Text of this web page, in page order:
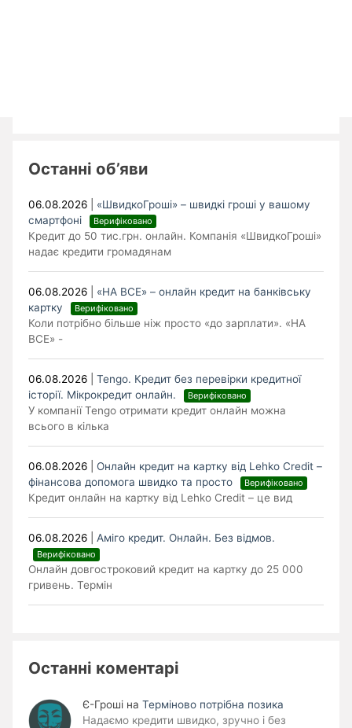
Останні об’яви
06.08.2026
«ШвидкоГроші» – швидкі гроші у вашому
смартфоні
Верифіковано
Кредит до 50 тис.грн. онлайн. Компанія «ШвидкоГроші»
надає кредити громадянам
06.08.2026
«НА ВСЕ» – онлайн кредит на банківську
картку
Верифіковано
Коли потрібно більше ніж просто «до зарплати». «НА
ВСЕ» -
06.08.2026 |Tengo. Кредит без перевірки кредитної
історії. Мікрокредит онлайн.
Верифіковано
У компанії Tengo отримати кредит онлайн можна
всього в кілька
06.08.2026 |Онлайн кредит на картку від Lehko Сredit –
фінансова допомога швидко та просто
Верифіковано
Кредит онлайн на картку від Lehko Credit – це вид
06.08.2026 Аміго кредит. Онлайн. Без відмов.
Верифіковано
Онлайн довгостроковий кредит на картку до 25 000
гривень. Термін
Останні коментарі
Є-Гроші на Терміново потрібна позика
Надаємо кредити швидко, зручно і без